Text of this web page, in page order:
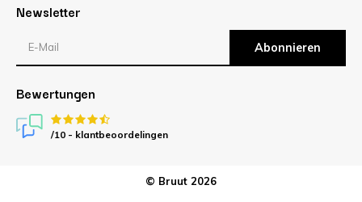
Newsletter
Abonnieren
Bewertungen
/10 - klantbeoordelingen
© Bruut 2026